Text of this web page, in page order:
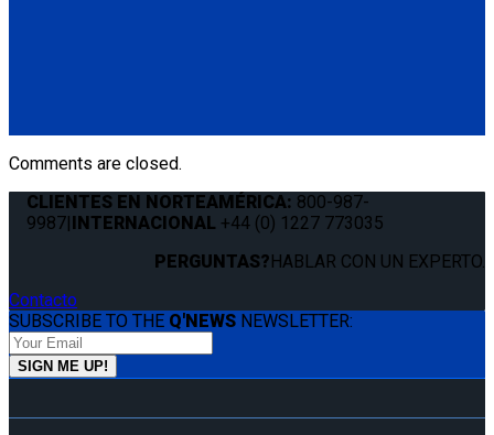
Comments are closed.
CLIENTES EN NORTEAMÉRICA: 800-987-
9987|INTERNACIONAL +44 (0) 1227 773035
PERGUNTAS?HABLAR CON UN EXPERTO.
Contacto
SUBSCRIBE TO THE Q'NEWS NEWSLETTER: